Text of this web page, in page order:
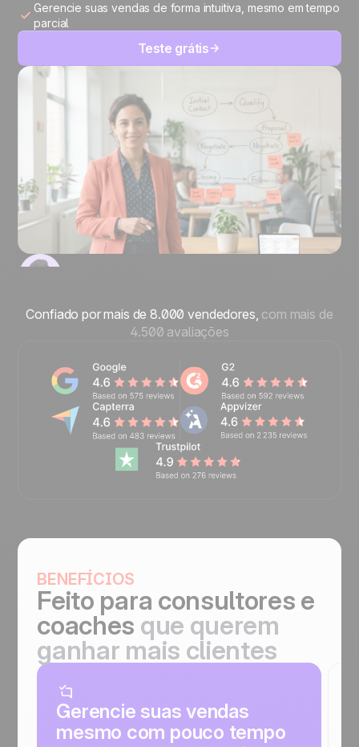
Gerencie suas vendas de forma intuitiva, mesmo em tempo
parcial
Teste grátis
Confiado por mais de 8.000 vendedores, com mais de
4.500 avaliações
BENEFÍCIOS
Feito para consultores e
coaches que querem
ganhar mais clientes
Gerencie suas vendas
mesmo com pouco tempo